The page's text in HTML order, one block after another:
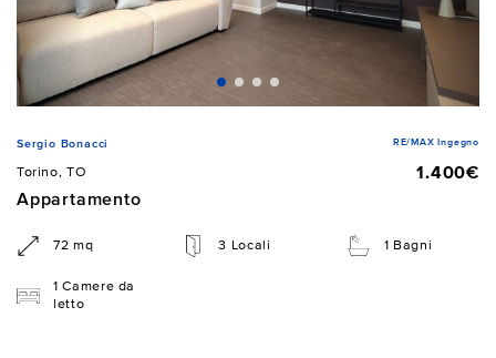
Sergio Bonacci RE/MAX Ingegno
Torino, TO
1.400€
Appartamento
72 mq 3 Locali 1 Bagni
1 Camere da
letto